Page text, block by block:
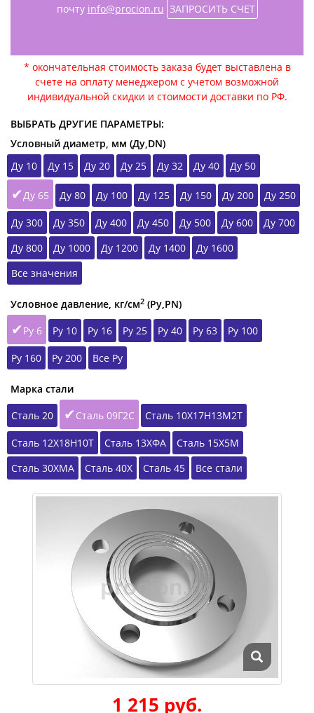
почту info@procion.ru ЗАПРОСИТЬ СЧЕТ
* окончательная стоимость заказа будет выставлена в
счете на оплату менеджером с учетом возможной
индивидуальной скидки и стоимости доставки по РФ.
ВЫБРАТЬ ДРУГИЕ ПАРАМЕТРЫ:
Условный диаметр, мм (Ду,DN)
Ду 10
Ду 15 Ду 20 Ду 25 Ду 32 Ду 40 Ду 50
Ду 65 Ду 80 Ду 100 Ду 125 Ду 150 Ду 200 Ду 250
Ду 300 Ду 350 Ду 400 Ду 450 Ду 500 Ду 600
Ду 700
Ду 800
Ду 1000 Ду 1200 Ду 1400
Ду 1600
Все значения
Условное давление, кг/см2 (Ру,РN)
Ру 6
Ру 10 Ру 16 Ру 25 Ру 40 Ру 63 Ру 100
Ру 160 Ру 200 Все Ру
Марка стали
Сталь 20
Сталь 09Г2С Сталь 10Х17Н13М2Т
Сталь 12Х18Н10Т Сталь 13ХФА
Сталь 15Х5М
Сталь 30ХМА
Сталь 40Х Сталь 45 Все стали
1 215 руб.